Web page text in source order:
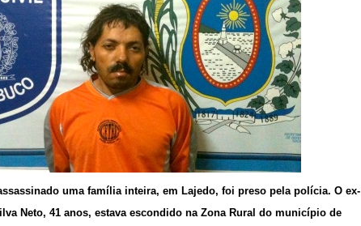
uma família inteira, em Lajedo, foi preso pela polícia. O ex-
Neto, 41 anos, estava escondido na Zona Rural do município de